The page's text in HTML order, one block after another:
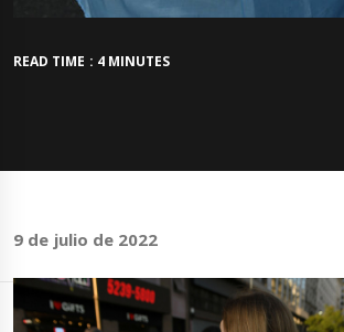
READ TIME : 4 MINUTES
9 de julio de 2022